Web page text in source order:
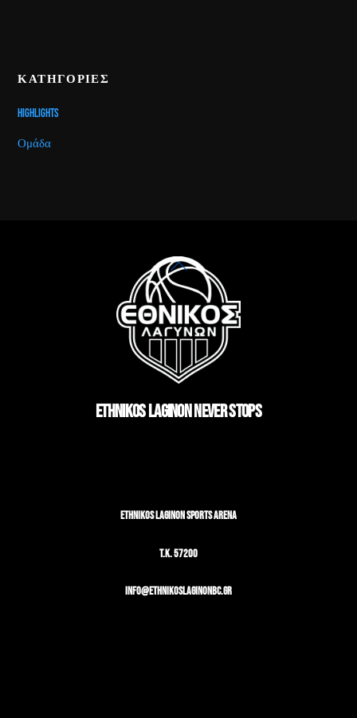
ΚΑΤΗΓΟΡΙΕΣ
Highlights
Ομάδα
Back
To
Top
ETHNIKOS LAGINON NEVER STOPS
ETHNIKOS LAGINON SPORTS ARENA
T.K. 57200
info@ethnikoslaginonbc.gr